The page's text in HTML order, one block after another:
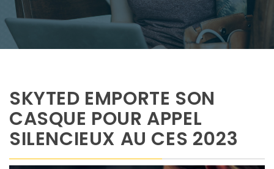
SKYTED EMPORTE SON
CASQUE POUR APPEL
SILENCIEUX AU CES 2023